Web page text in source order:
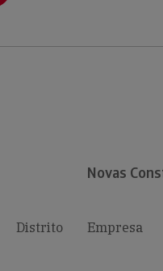
Distrito
Novas
Empresa